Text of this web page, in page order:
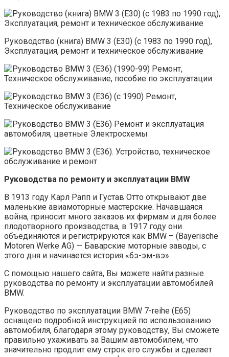
Руководство (книга) BMW 3 (Е30) (с 1983 по 1990 год),
Эксплуатация, ремонт и техническое обслуживание
Руководства по ремонту и эксплуатации BMW
В 1913 году Карл Рапп и Густав Отто открывают две
маленькие авиамоторные мастерские. Начавшаяся
война, приносит много заказов их фирмам и для более
плодотворного производства, в 1917 году они
объединяются и регистрируются как BMW – (Bayerische
Motoren Werke AG) — Баварские моторные заводы, с
этого дня и начинается история «бэ-эм-вэ».
С помощью нашего сайта, Вы можете найти разные
руководства по ремонту и эксплуатации автомобилей
BMW.
Руководство по эксплуатации BMW 7-reihe (E65)
оснащено подробной инструкцией по использованию
автомобиля, благодаря этому руководству, Вы сможете
правильно ухаживать за Вашим автомобилем, что
значительно продлит ему строк его службы и сделает